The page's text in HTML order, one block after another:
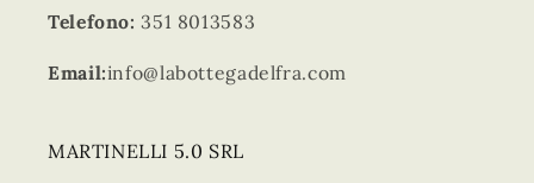
Telefono: 351 8013583
Email:info@labottegadelfra.com
MARTINELLI 5.0 SRL